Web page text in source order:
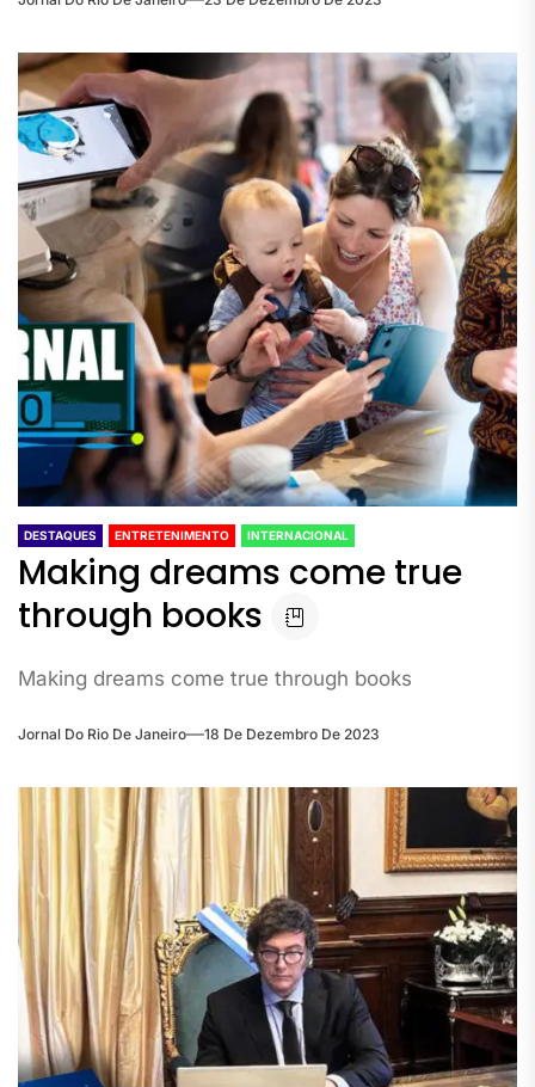
DESTAQUES ENTRETENIMENTO INTERNACIONAL
Making dreams come true
through books
Making dreams come true through books
Jornal Do Rio De Janeiro 18 De Dezembro De 2023